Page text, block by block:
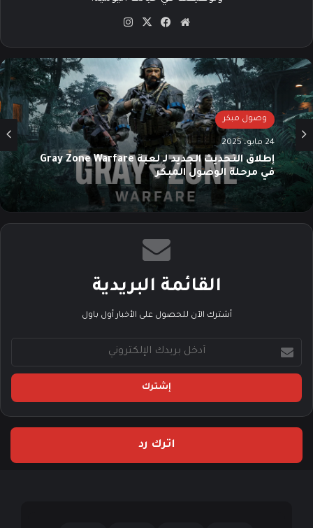
موق
الوي
ب
في
وك
‫X
م
وصول مبكر
24 مايو، 2025
إطلاق التحديث الجديد لـ لعبة Gray Zone Warfare
في مرحلة الوصول المبكر
القائمة البريدية
أشترك الآن للحصول على الأخبار أول باول
خ
ب
ر
ك
اترك رد